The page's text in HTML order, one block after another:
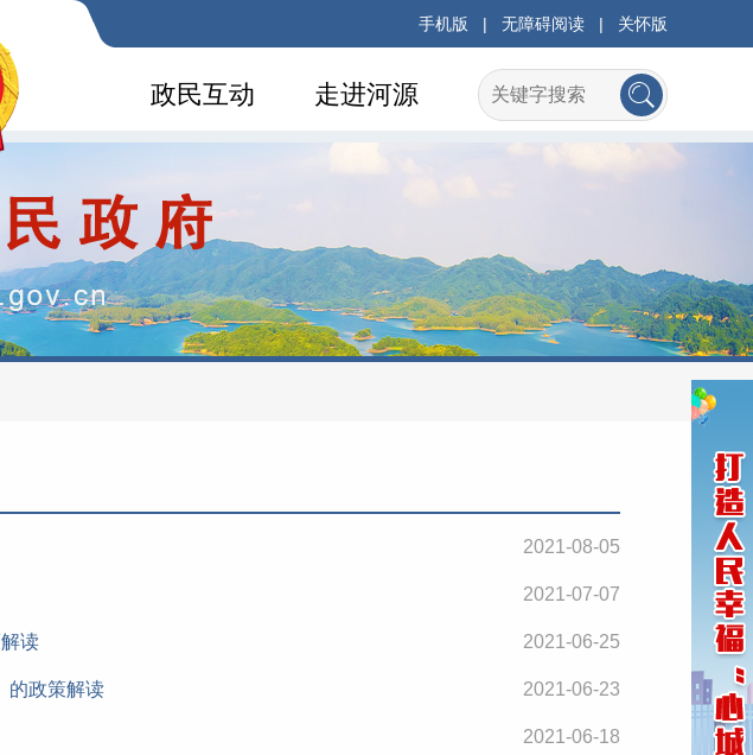
手机版 | 无障碍阅读 | 关怀版
走进河源
政民互动
2021-08-05
2021-07-07
2021-06-25
读
2021-06-23
的政策解读
2021-06-18